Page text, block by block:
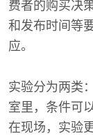
费者的购买决
和发布时间等
应。
实验分为两类
室里，条件可
在现场，实验